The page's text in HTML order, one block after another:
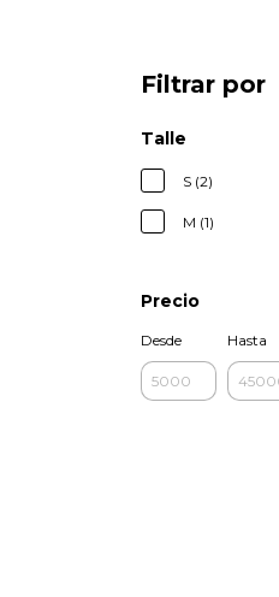
Filtrar por
Talle
S (2)
M (1)
Precio
Desde Hasta